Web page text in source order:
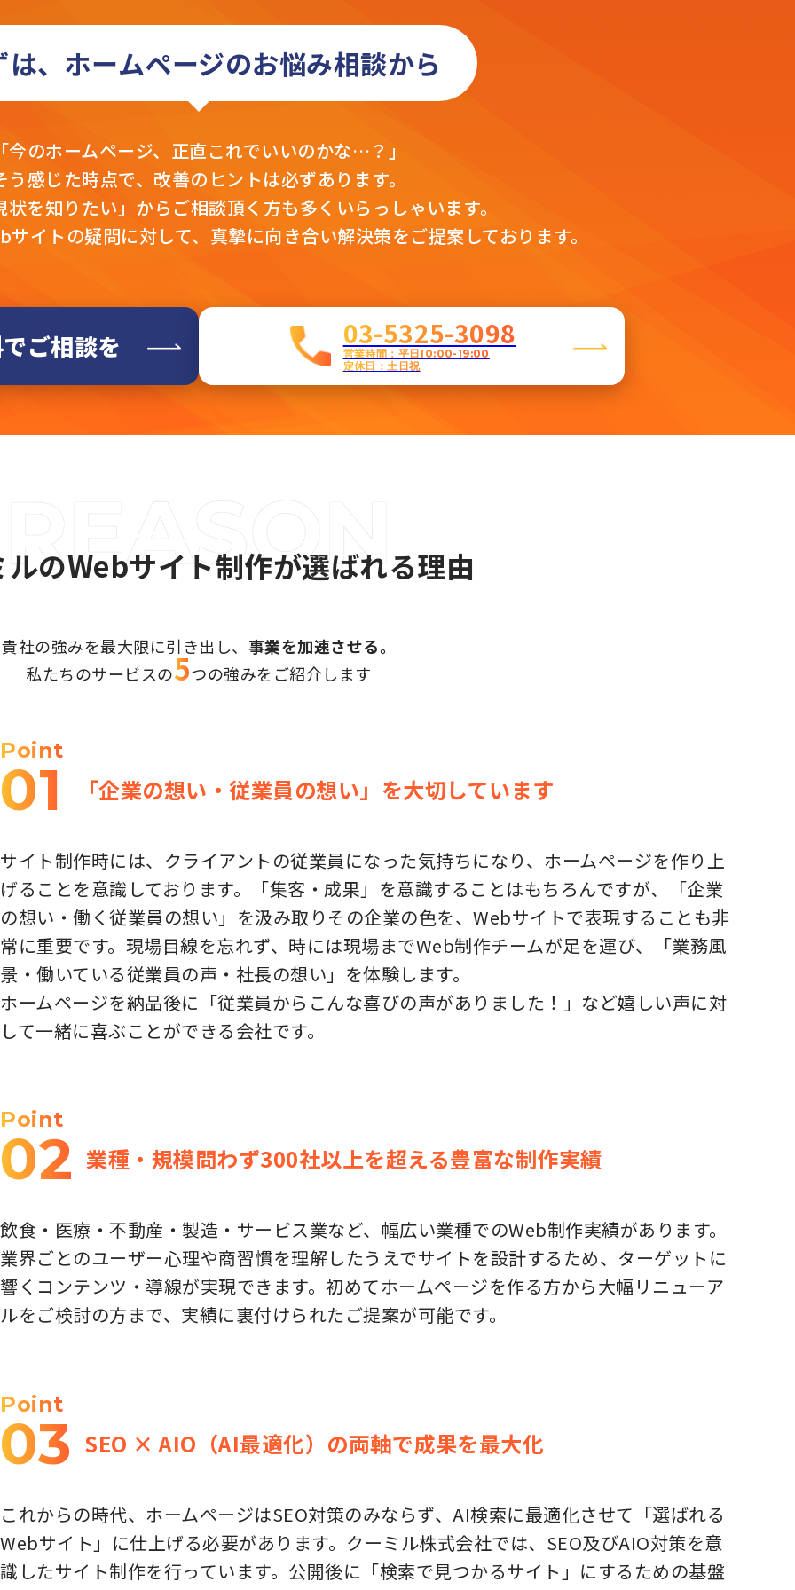
は、ホームページのお悩み相談から
今のホームページ、 正直これでいいのかな…？」
う感じた時点で、 改善のヒントは必ずあります。
状を知りたい」からご相談頂く方も多くいらっしゃいます。
イトの疑問に対して、真摯に向き合い解決策をご提案しております。
ご相談を 03-5325-3098
営業時間：平日10:00-19:00
定休日：土日祝
のWebサイト制作が選ばれる理由
貴社の強みを最大限に引き出し、 事業を加速させる。
私たちのサービスの5つの強みをご紹介します
Point
01 「企業の想い・従業員の想い」を大切しています
サイト制作時には、クライアントの従業員になった気持ちになり、ホームページを作り上
げることを意識しております。「集客・成果」を意識することはもちろんですが、「企業
の想い・働く従業員の想い」を汲み取りその企業の色を、Webサイトで表現することも非
常に重要です。現場目線を忘れず、時には現場までWeb制作チームが足を運び、「業務風
景・働いている従業員の声・社長の想い」を体験します。
ホームページを納品後に「従業員からこんな喜びの声がありました！」など嬉しい声に対
して一緒に喜ぶことができる会社です。
Point
02 業種・規模問わず300社以上を超える豊富な制作実績
飲食・医療・不動産・製造・サービス業など、幅広い業種でのWeb制作実績があります。
業界ごとのユーザー心理や商習慣を理解したうえでサイトを設計するため、ターゲットに
響くコンテンツ・導線が実現できます。初めてホームページを作る方から大幅リニューア
ルをご検討の方まで、実績に裏付けられたご提案が可能です。
Point
03 SEO × AIO（AI最適化）の両軸で成果を最大化
これからの時代、ホームページはSEO対策のみならず、AI検索に最適化させて「選ばれる
Webサイト」に仕上げる必要があります。クーミル株式会社では、SEO及びAIO対策を意
識したサイト制作を行っています。公開後に「検索で見つかるサイト」にするための基盤